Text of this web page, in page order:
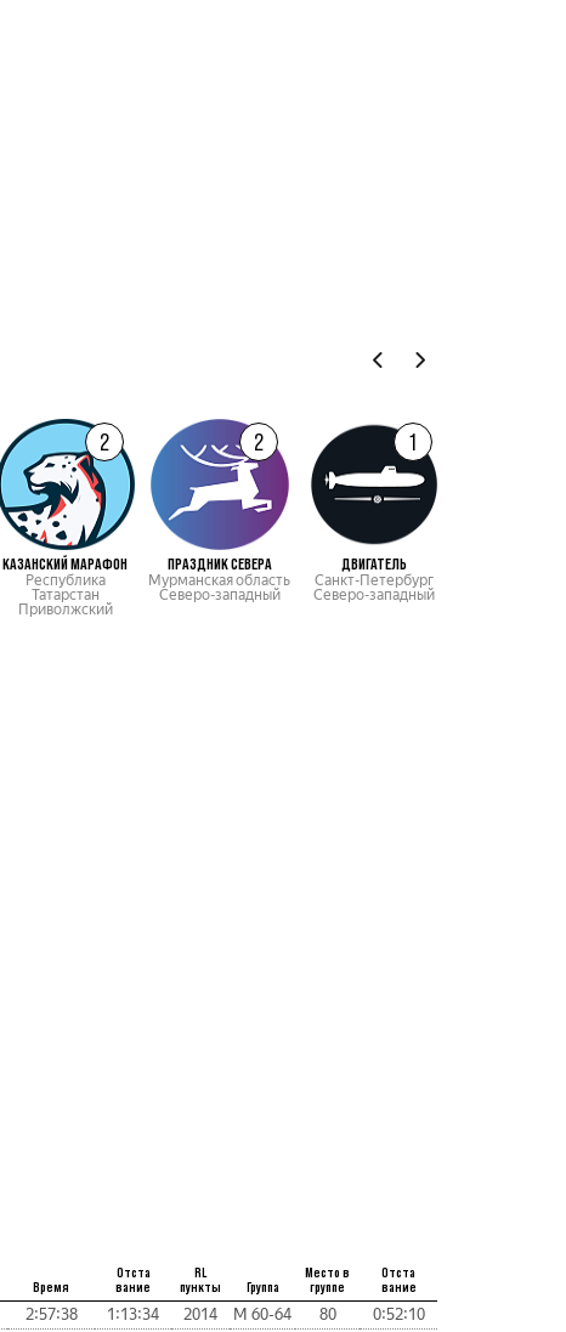
2
КАЗАНСКИЙ МАРАФОН
Республика
Татарстан
Приволжский
2
ПРАЗДНИК СЕВЕРА
Мурманская область
Северо-западный
1
ДВИГАТЕЛЬ
Санкт-Петербург
Северо-западный
Время
Отста
вание
RL
пункты
Группа
Место в
группе
Отста
вание
2:57:38 1:13:34 2014 М 60-64 80
0:52:10